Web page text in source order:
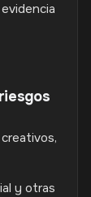
y otras